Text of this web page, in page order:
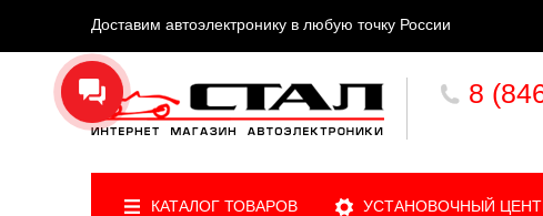
Доставим автоэлектронику в любую точку России
8
КАТАЛОГ ТОВАРОВ УСТАНОВОЧНЫЙ